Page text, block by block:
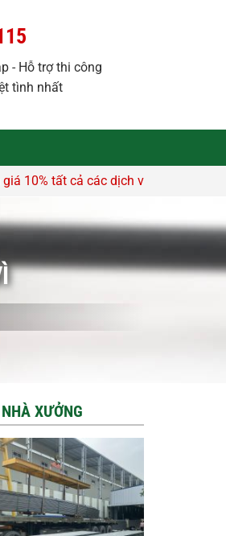
- Hỗ trợ thi công
tình nhất
vụ - Hỗ trợ tư vấn, lên thiết kế miễn
XƯỞNG